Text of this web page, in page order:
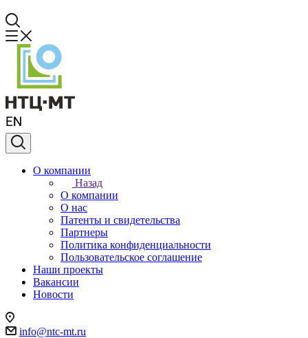
О компании
Назад
О компании
О нас
Патенты и свидетельства
Партнеры
Политика конфиденциальности
Пользовательское соглашение
Наши проекты
Вакансии
Новости
info@ntc-mt.ru